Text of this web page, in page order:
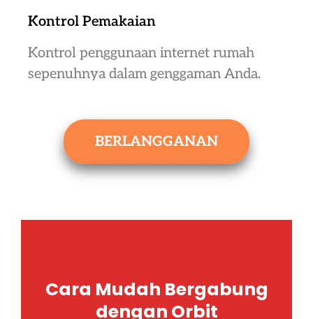
Kontrol Pemakaian
Kontrol penggunaan internet rumah
sepenuhnya dalam genggaman Anda.
BERLANGGANAN
Cara Mudah Bergabung
dengan Orbit